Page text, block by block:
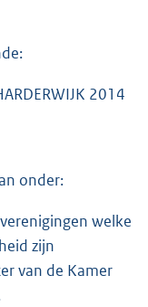
2014
onder:
welke
zijn
van de Kamer